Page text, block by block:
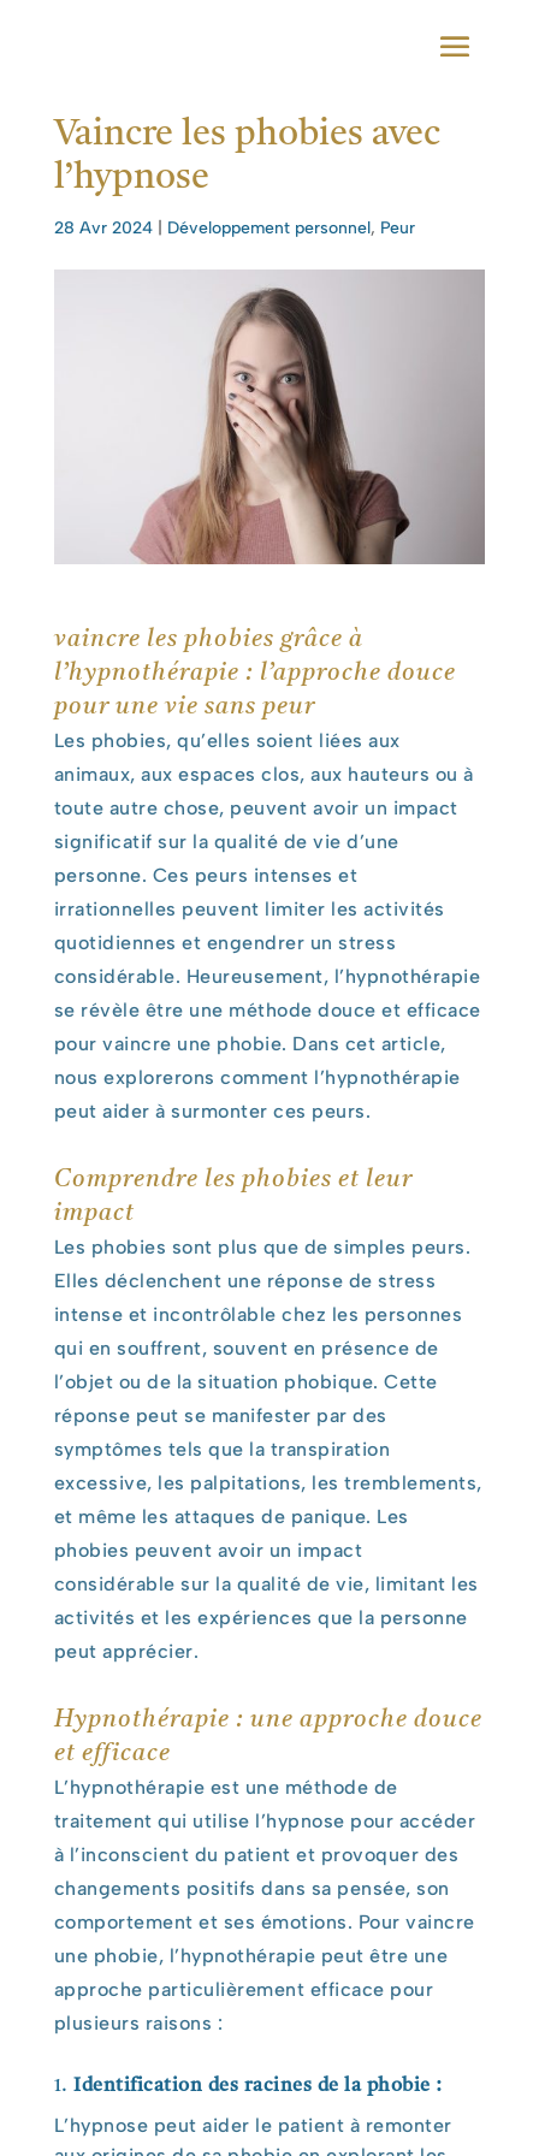
Vaincre les phobies avec
l’hypnose
28 Avr 2024| Développement personnel, Peur
vaincre les phobies grâce à
l’hypnothérapie : l’approche douce
pour une vie sans peur
Les phobies, qu’elles soient liées aux
animaux, aux espaces clos, aux hauteurs ou à
toute autre chose, peuvent avoir un impact
significatif sur la qualité de vie d’une
personne. Ces peurs intenses et
irrationnelles peuvent limiter les activités
quotidiennes et engendrer un stress
considérable. Heureusement, l’hypnothérapie
se révèle être une méthode douce et efficace
pour vaincre une phobie. Dans cet article,
nous explorerons comment l’hypnothérapie
peut aider à surmonter ces peurs.
Comprendre les phobies et leur
impact
Les phobies sont plus que de simples peurs.
Elles déclenchent une réponse de stress
intense et incontrôlable chez les personnes
qui en souffrent, souvent en présence de
l’objet ou de la situation phobique. Cette
réponse peut se manifester par des
symptômes tels que la transpiration
excessive, les palpitations, les tremblements,
et même les attaques de panique. Les
phobies peuvent avoir un impact
considérable sur la qualité de vie, limitant les
activités et les expériences que la personne
peut apprécier.
Hypnothérapie : une approche douce
et efficace
L’hypnothérapie est une méthode de
traitement qui utilise l’hypnose pour accéder
à l’inconscient du patient et provoquer des
changements positifs dans sa pensée, son
comportement et ses émotions. Pour vaincre
une phobie, l’hypnothérapie peut être une
approche particulièrement efficace pour
plusieurs raisons :
1.Identification des racines de la phobie :
L’hypnose peut aider le patient à remonter